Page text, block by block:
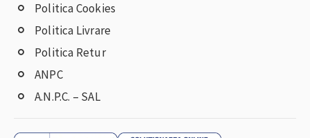
Politica Cookies
Politica Livrare
Politica Retur
ANPC
A.N.P.C. – SAL